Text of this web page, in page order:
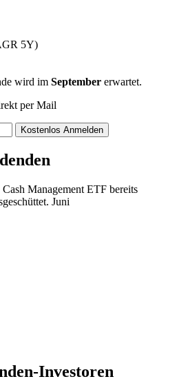
5Y)
wird im September erwartet.
per Mail
Kostenlos Anmelden
Management ETF bereits
Juni
Investoren